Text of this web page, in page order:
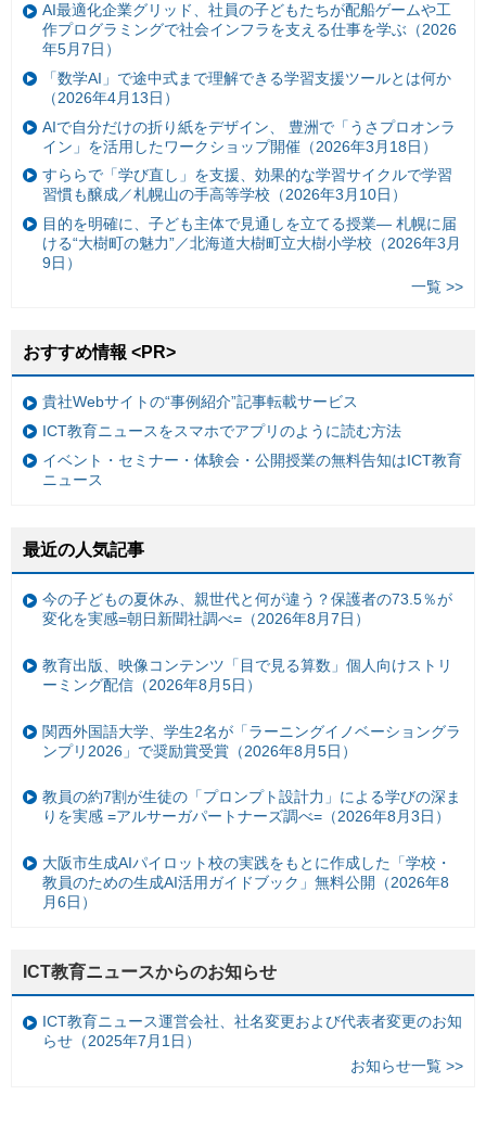
AI最適化企業グリッド、社員の子どもたちが配船ゲームや工
作プログラミングで社会インフラを支える仕事を学ぶ（2026
年5月7日）
「数学AI」で途中式まで理解できる学習支援ツールとは何か
（2026年4月13日）
AIで自分だけの折り紙をデザイン、 豊洲で「うさプロオンラ
イン」を活用したワークショップ開催（2026年3月18日）
すららで「学び直し」を支援、効果的な学習サイクルで学習
習慣も醸成／札幌山の手高等学校（2026年3月10日）
目的を明確に、子ども主体で見通しを立てる授業— 札幌に届
ける“大樹町の魅力”／北海道大樹町立大樹小学校（2026年3月
9日）
一覧 >>
おすすめ情報 <PR>
貴社Webサイトの“事例紹介”記事転載サービス
ICT教育ニュースをスマホでアプリのように読む方法
イベント・セミナー・体験会・公開授業の無料告知はICT教育
ニュース
最近の人気記事
今の子どもの夏休み、親世代と何が違う？保護者の73.5％が
変化を実感=朝日新聞社調べ=（2026年8月7日）
教育出版、映像コンテンツ「目で見る算数」個人向けストリ
ーミング配信（2026年8月5日）
関西外国語大学、学生2名が「ラーニングイノベーショングラ
ンプリ2026」で奨励賞受賞（2026年8月5日）
教員の約7割が生徒の「プロンプト設計力」による学びの深ま
りを実感 =アルサーガパートナーズ調べ=（2026年8月3日）
大阪市生成AIパイロット校の実践をもとに作成した「学校・
教員のための生成AI活用ガイドブック」無料公開（2026年8
月6日）
ICT教育ニュースからのお知らせ
ICT教育ニュース運営会社、社名変更および代表者変更のお知
らせ（2025年7月1日）
お知らせ一覧 >>